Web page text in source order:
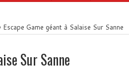
Escape Game géant à Salaise Sur Sanne
Sur Sanne